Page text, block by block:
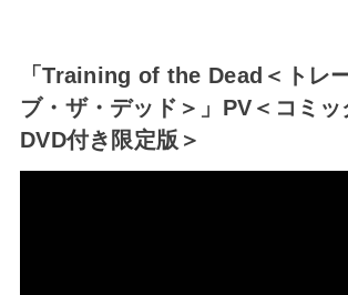
「Training of the Dead＜トレ
ブ・ザ・デッド＞」PV＜コミ
DVD付き限定版＞